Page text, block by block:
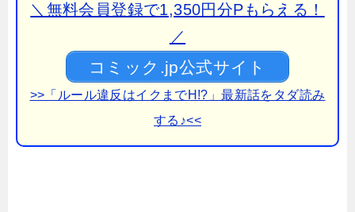
＼無料会員登録で1,350円分Pもらえる！
／
コミック.jp公式サイト
>>「ルール違反はイクまでH!?」最新話をタダ読み
する♪<<